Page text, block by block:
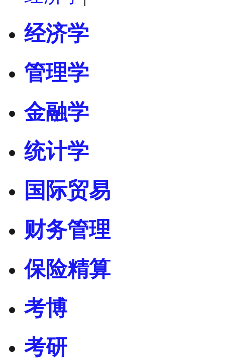
经济学
管理学
金融学
统计学
国际贸易
财务管理
保险精算
考博
考研